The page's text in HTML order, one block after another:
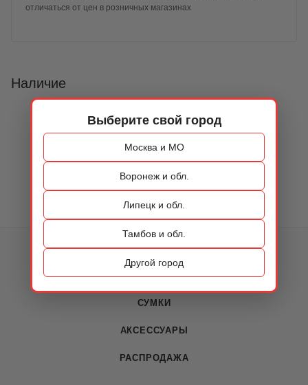
Выберите свой город
Москва и МО
Воронеж и обл.
Липецк и обл.
Тамбов и обл.
Другой город
отличаться от цен в розничных магазинах
Наличие
КАТАЛОГ
ОБУВЬ
СУМКИ
АКСЕССУАРЫ
РАСПРОДАЖА